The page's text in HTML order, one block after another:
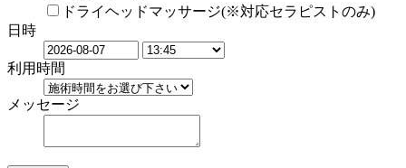
ドライヘッドマッサージ(※対応セラピストのみ)
日時
利用時間
メッセージ